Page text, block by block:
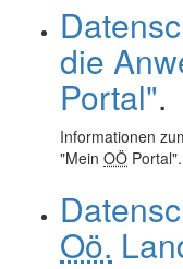
die
Portal".
Informationen
"Mein OÖ Portal".
Oö.